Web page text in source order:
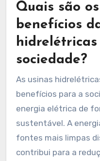
Quais são
benefícios
sociedade?
As usinas
benefícios para a
energia elétrica de
sustentável. A
fontes mais limpas
contribui para a